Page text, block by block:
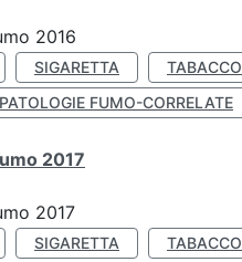
2016
SIGARETTA TABACCO
PATOLOGIE FUMO-CORRELATE
2017
2017
SIGARETTA TABACCO